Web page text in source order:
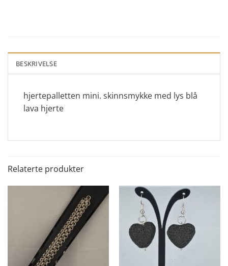
BESKRIVELSE
hjertepalletten mini. skinnsmykke med lys blå
lava hjerte
Relaterte produkter